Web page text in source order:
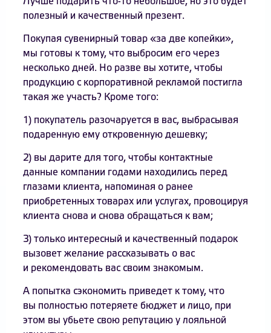
полезный и качественный презент.
Покупая сувенирный товар «за две копейки»,
мы готовы к тому, что выбросим его через
несколько дней. Но разве вы хотите, чтобы
продукцию с корпоративной рекламой постигла
такая же участь? Кроме того:
1) покупатель разочаруется в вас, выбрасывая
подаренную ему откровенную дешевку;
2) вы дарите для того, чтобы контактные
данные компании годами находились перед
глазами клиента, напоминая о ранее
приобретенных товарах или услугах, провоцируя
клиента снова и снова обращаться к вам;
3) только интересный и качественный подарок
вызовет желание рассказывать о вас
и рекомендовать вас своим знакомым.
А попытка сэкономить приведет к тому, что
вы полностью потеряете бюджет и лицо, при
этом вы убьете свою репутацию у лояльной